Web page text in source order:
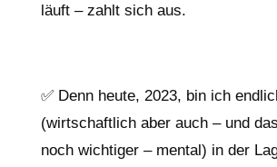
läuft – zahlt sich aus.
✅ Denn heute, 2023, bin ich
(wirtschaftlich aber auch – und
noch wichtiger – mental) in der